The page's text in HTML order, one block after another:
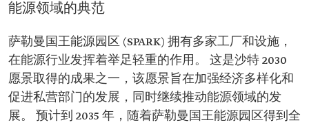
能源领域的典范
萨勒曼国王能源园区 (SPARK) 拥有多家工厂和设施，
在能源行业发挥着举足轻重的作用。 这是沙特 2030
愿景取得的成果之一，该愿景旨在加强经济多样化和
促进私营部门的发展，同时继续推动能源领域的发
展。 预计到 2035 年，随着萨勒曼国王能源园区得到全